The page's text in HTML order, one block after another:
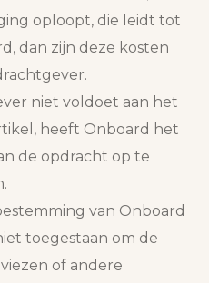
oploopt, die leidt tot
dan zijn deze kosten
niet voldoet aan het
heeft Onboard het
de opdracht op te
van Onboard
toegestaan om de
of andere